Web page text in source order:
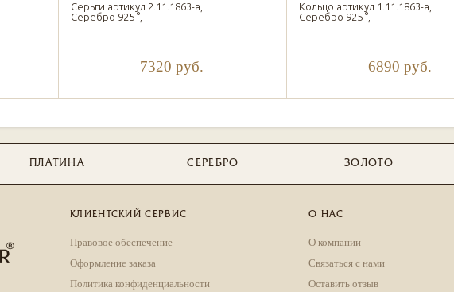
Серьги артикул 2.11.1863-а,
Серебро 925 °,
7320 руб.
Кольцо артикул 1.11.1863-а,
Серебро 925 °,
6890 руб.
ПЛАТИНА СЕРЕБРО ЗОЛОТО
КЛИЕНТСКИЙ СЕРВИС
Правовое обеспечение
Оформление заказа
Политика конфиденциальности
О НАС
О компании
Связаться с нами
Оставить отзыв